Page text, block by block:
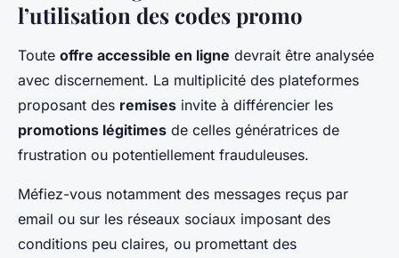
l’utilisation des codes promo
Toute offre accessible en ligne devrait être analysée
avec discernement. La multiplicité des plateformes
proposant des remises invite à différencier les
promotions légitimes de celles génératrices de
frustration ou potentiellement frauduleuses.
Méfiez-vous notamment des messages reçus par
email ou sur les réseaux sociaux imposant des
conditions peu claires, ou promettant des